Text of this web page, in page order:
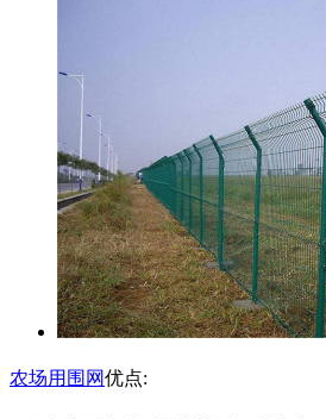
农场用围网优点: